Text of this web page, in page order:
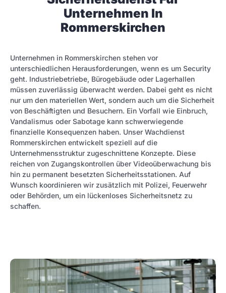
Unternehmen In
Rommerskirchen
Unternehmen in Rommerskirchen stehen vor
unterschiedlichen Herausforderungen, wenn es um Security
geht. Industriebetriebe, Bürogebäude oder Lagerhallen
müssen zuverlässig überwacht werden. Dabei geht es nicht
nur um den materiellen Wert, sondern auch um die Sicherheit
von Beschäftigten und Besuchern. Ein Vorfall wie Einbruch,
Vandalismus oder Sabotage kann schwerwiegende
finanzielle Konsequenzen haben. Unser Wachdienst
Rommerskirchen entwickelt speziell auf die
Unternehmensstruktur zugeschnittene Konzepte. Diese
reichen von Zugangskontrollen über Videoüberwachung bis
hin zu permanent besetzten Sicherheitsstationen. Auf
Wunsch koordinieren wir zusätzlich mit Polizei, Feuerwehr
oder Behörden, um ein lückenloses Sicherheitsnetz zu
schaffen.